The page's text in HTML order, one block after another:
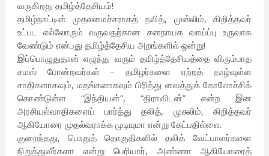
வருகிறது தமிழ்த்தேசியம்!
தமிழ்நாட்டின் முதலமைச்சராகத் தலித், முஸ்லிம், கிறித்தவர்
உட்பட எல்லோரும் வருவதற்கான சனநாயக வாய்ப்பு உருவாக
வேண்டும் என்பது தமிழ்த்தேசிய அறங்களில் ஒன்று!
இப்பொழுதுதான் எழுந்து வரும் தமிழ்த்தேசியத்தை விரும்பாத
சமஸ் போன்றவர்கள் – தமிழர்களை ஏற்றத் தாழ்வுள்ள
சாதிகளாகவும், மதங்களாகவும் பிரித்து வைத்துக் கோலோச்சிக்
கொண்டுள்ள “இந்தியன்”, “திராவிடன்” என்ற இன
அரசியல்வாதிகளைப் பார்த்து தலித், முசுலிம், கிறித்தவர்
ஆகியோரை முதல்வராக்க முடியுமா என்று கேட்பதில்லை.
குறைந்தது, பொதுத் தொகுதிகளில் தலித் வேட்பாளர்களை
நிறுத்துவீர்களா என்று பெரியார், அண்ணா ஆகியோரைத்